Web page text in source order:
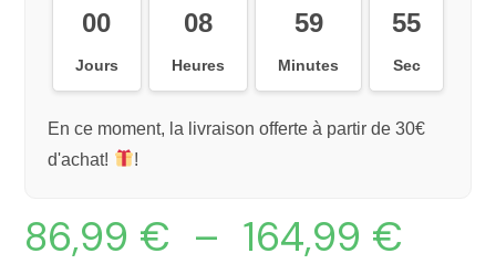
00
Jours
08
Heures
59
Minutes
54
Sec
En ce moment, la livraison offerte à partir de 30€
d'achat!
!
86,99 € – 164,99 €